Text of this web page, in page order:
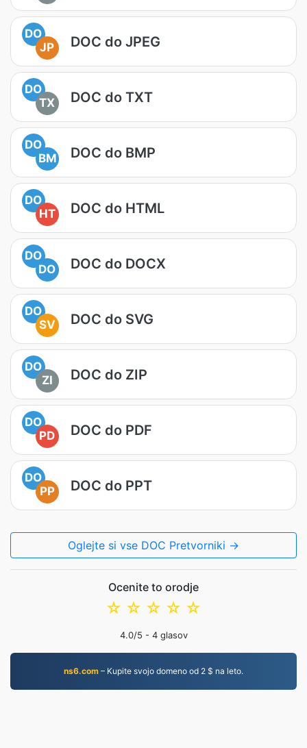
DO
JP
DOC do JPEG
DO
TX
DOC do TXT
DO
BM
DOC do BMP
DO
HT
DOC do HTML
DO
DO
DOC do DOCX
DO
SV
DOC do SVG
DO
ZI
DOC do ZIP
DO
PD
DOC do PDF
DO
PP
DOC do PPT
Oglejte si vse DOC Pretvorniki →
Ocenite to orodje
☆
☆
☆
☆
☆
4.0/5 - 4glasov
ns6.com – Kupite svojo domeno od 2 $ na leto.